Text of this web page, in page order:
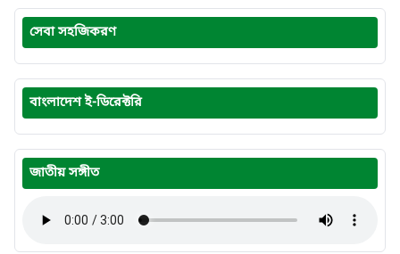
সেবা সহজিকরণ
বাংলাদেশ ই-ডিরেক্টরি
জাতীয় সঙ্গীত